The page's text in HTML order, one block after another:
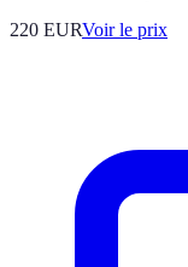
220 EURVoir le prix